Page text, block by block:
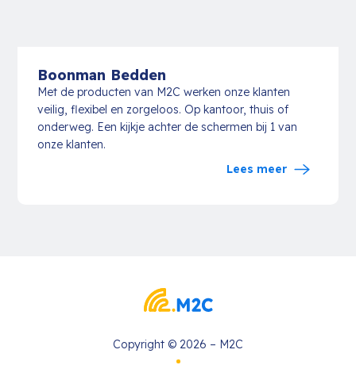
Boonman Bedden
Met de producten van M2C werken onze klanten
veilig, flexibel en zorgeloos. Op kantoor, thuis of
onderweg. Een kijkje achter de schermen bij 1 van
onze klanten.
Lees meer
Copyright © 2026 – M2C